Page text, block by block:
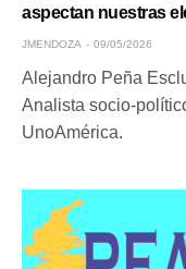
aspectan nuestras
JMENDOZA 09/05/2026
Alejandro Peña
Analista socio-
UnoAmérica.